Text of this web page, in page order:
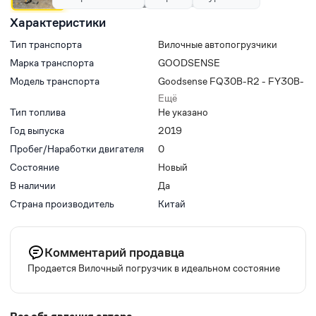
Характеристики
Тип транспорта
Вилочные автопогрузчики
Марка транспорта
GOODSENSE
Модель транспорта
Goodsense FQ30B-R2 - FY30B-
R2
Ещё
Тип топлива
Не указано
Год выпуска
2019
Пробег/Наработки двигателя
0
Состояние
Новый
В наличии
Да
Страна производитель
Китай
Комментарий продавца
Продается Вилочный погрузчик в идеальном состояние